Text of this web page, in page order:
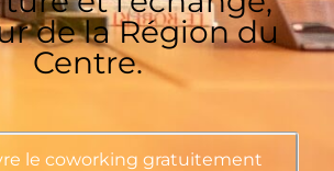
de la Région du
Centre.
le coworking gratuitement